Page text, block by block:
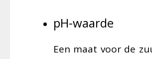
pH-waarde
Een maat voor de